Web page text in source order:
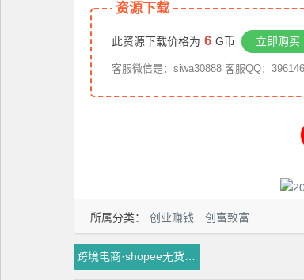
资源下载
此资源下载价格为 6 G币 立即购买
客服微信是：siwa30888 客服QQ：
所属分类： 创业赚钱 创富致富